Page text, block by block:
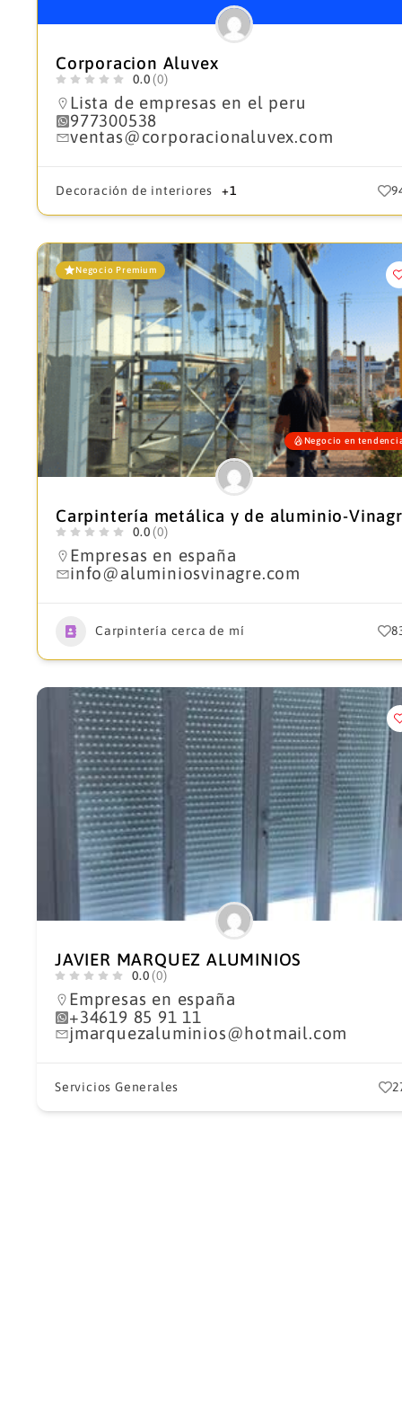
Corporacion Aluvex
0.0 (0)
Lista de empresas en el peru
977300538
ventas@corporacionaluvex.com
Decoración de interiores +1
Negocio Premium
Negocio en
Carpintería metálica y de aluminio-
0.0 (0)
Empresas en españa
info@aluminiosvinagre.com
Carpintería cerca de mí
JAVIER MARQUEZ ALUMINIOS
0.0 (0)
Empresas en españa
+34619 85 91 11
jmarquezaluminios@hotmail.com
Servicios Generales